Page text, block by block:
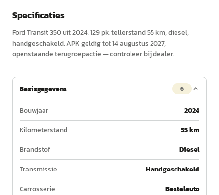
Specificaties
Ford Transit 350 uit 2024, 129 pk, tellerstand 55 km, diesel,
handgeschakeld. APK geldig tot 14 augustus 2027,
openstaande terugroepactie — controleer bij dealer.
Basisgegevens 6
Bouwjaar
2024
Kilometerstand
55 km
Brandstof
Diesel
Transmissie
Handgeschakeld
Carrosserie
Bestelauto